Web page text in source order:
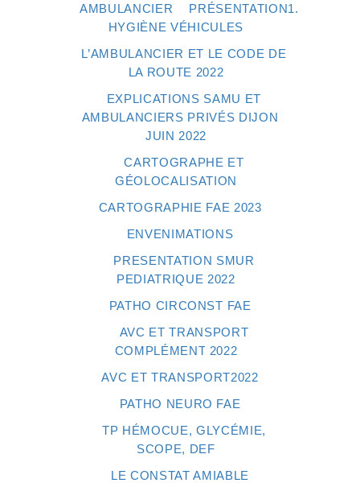
AMBULANCIER
PRÉSENTATION1.
HYGIÈNE VÉHICULES
L’AMBULANCIER ET LE CODE DE
LA ROUTE 2022
EXPLICATIONS SAMU ET
AMBULANCIERS PRIVÉS DIJON
JUIN 2022
CARTOGRAPHE ET
GÉOLOCALISATION
CARTOGRAPHIE FAE 2023
ENVENIMATIONS
PRESENTATION SMUR
PEDIATRIQUE 2022
PATHO CIRCONST FAE
AVC ET TRANSPORT
COMPLÉMENT 2022
AVC ET TRANSPORT2022
PATHO NEURO FAE
TP HÉMOCUE, GLYCÉMIE,
SCOPE, DEF
LE CONSTAT AMIABLE